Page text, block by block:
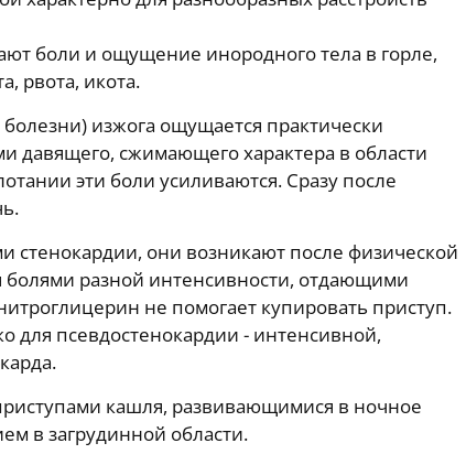
боли и ощущение инородного тела в горле,
рвота, икота.
изжога ощущается практически
давящего, сжимающего характера в области
эти боли усиливаются. Сразу после
стенокардии, они возникают после физической
разной интенсивности, отдающими
не помогает купировать приступ.
для псевдостенокардии - интенсивной,
кашля, развивающимися в ночное
в загрудинной области.